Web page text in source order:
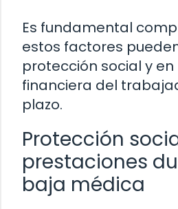
Es fundamental
estos factores
protección social y
financiera del
plazo.
Protección
prestaciones
baja médica